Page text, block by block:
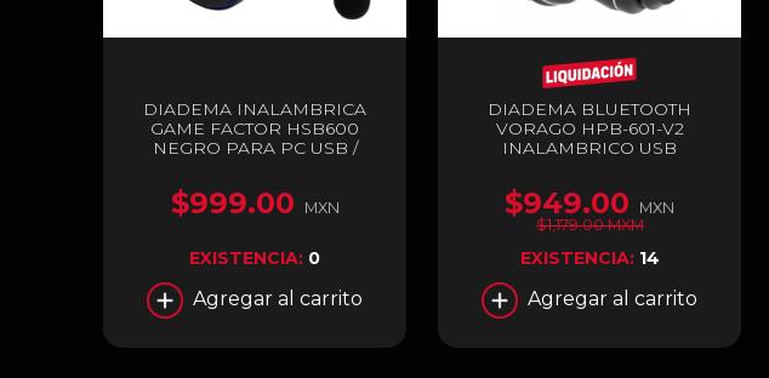
DIADEMA INALAMBRICA
GAME FACTOR HSB600
NEGRO PARA PC USB /
$999.00 MXN
EXISTENCIA: 0
Agregar al carrito
DIADEMA BLUETOOTH
VORAGO HPB-601-V2
INALAMBRICO USB
$949.00
MXN
$1,179.00 MXM
EXISTENCIA: 14
Agregar al carrito